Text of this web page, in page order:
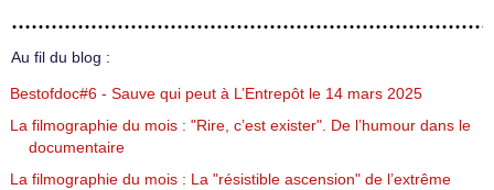
Au fil du blog :
Bestofdoc#6 - Sauve qui peut à L’Entrepôt le 14 mars 2025
La filmographie du mois : "Rire, c’est exister". De l’humour dans le
documentaire
La filmographie du mois : La "résistible ascension" de l’extrême